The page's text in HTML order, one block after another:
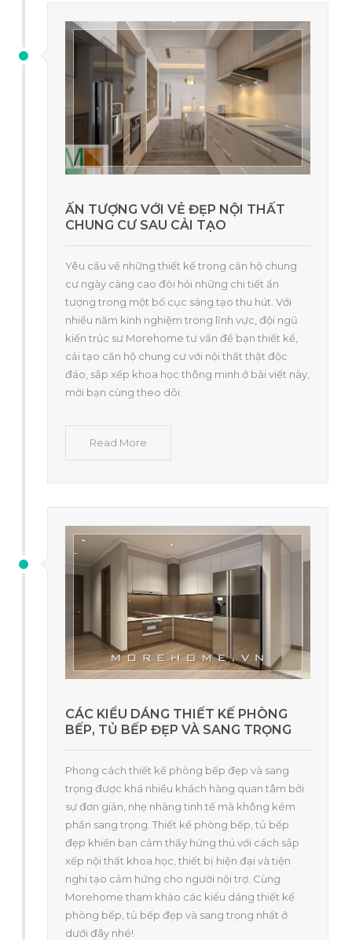
ẤN TƯỢNG VỚI VẺ ĐẸP NỘI THẤT
CHUNG CƯ SAU CẢI TẠO
Yêu cầu về những thiết kế trong căn hộ chung
cư ngày càng cao đòi hỏi những chi tiết ấn
tượng trong một bố cục sáng tạo thu hút. Với
nhiều năm kinh nghiệm trong lĩnh vực, đội ngũ
kiến trúc sư Morehome tư vấn để bạn thiết kế,
cải tạo căn hộ chung cư với nội thất thật độc
đáo, sắp xếp khoa học thông minh ở bài viết này,
mời bạn cùng theo dõi.
Read More
CÁC KIỂU DÁNG THIẾT KẾ PHÒNG
BẾP, TỦ BẾP ĐẸP VÀ SANG TRỌNG
Phong cách thiết kế phòng bếp đẹp và sang
trọng được khá nhiều khách hàng quan tâm bởi
sự đơn giản, nhẹ nhàng tinh tế mà không kém
phần sang trọng. Thiết kế phòng bếp, tủ bếp
đẹp khiến bạn cảm thấy hứng thú với cách sắp
xếp nội thất khoa học, thiết bị hiện đại và tiện
nghi tạo cảm hứng cho người nội trợ. Cùng
Morehome tham khảo các kiểu dáng thiết kế
phòng bếp, tủ bếp đẹp và sang trọng nhất ở
dưới đây nhé!